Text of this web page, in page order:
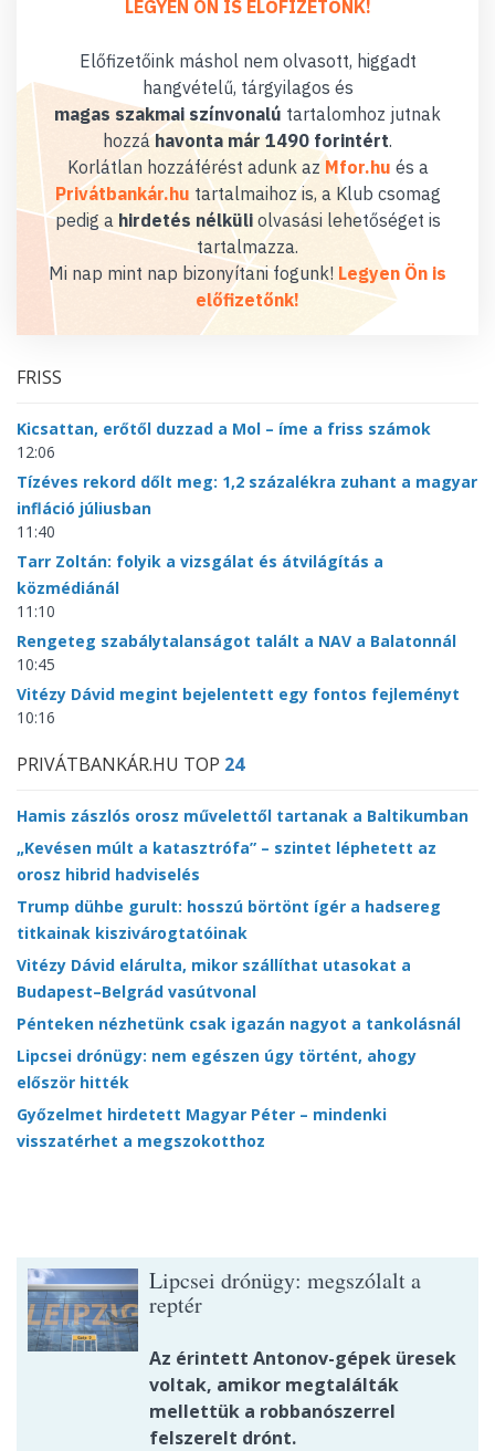
LEGYEN ÖN IS ELŐFIZETŐNK!
Előfizetőink máshol nem olvasott, higgadt
hangvételű, tárgyilagos és
magas szakmai színvonalú tartalomhoz jutnak
hozzáhavonta már 1490 forintért.
Korlátlan hozzáférést adunk az Mfor.hu és a
Privátbankár.hu tartalmaihoz is, a Klub csomag
pedig a hirdetés nélküliolvasási lehetőséget is
tartalmazza.
Mi nap mint nap bizonyítani fogunk! Legyen Ön is
előfizetőnk!
FRISS
Kicsattan, erőtől duzzad a Mol – íme a friss számok
12:06
Tízéves rekord dőlt meg: 1,2 százalékra zuhant a magyar
infláció júliusban
11:40
Tarr Zoltán: folyik a vizsgálat és átvilágítás a
közmédiánál
11:10
Rengeteg szabálytalanságot talált a NAV a Balatonnál
10:45
Vitézy Dávid megint bejelentett egy fontos fejleményt
10:16
PRIVÁTBANKÁR.HU TOP 24
Hamis zászlós orosz művelettől tartanak a Baltikumban
„Kevésen múlt a katasztrófa” – szintet léphetett az
orosz hibrid hadviselés
Trump dühbe gurult: hosszú börtönt ígér a hadsereg
titkainak kiszivárogtatóinak
Vitézy Dávid elárulta, mikor szállíthat utasokat a
Budapest–Belgrád vasútvonal
Pénteken nézhetünk csak igazán nagyot a tankolásnál
Lipcsei drónügy: nem egészen úgy történt, ahogy
először hitték
Győzelmet hirdetett Magyar Péter – mindenki
visszatérhet a megszokotthoz
Lipcsei drónügy: megszólalt a
reptér
Az érintett Antonov-gépek üresek
voltak, amikor megtalálták
mellettük a robbanószerrel
felszerelt drónt.